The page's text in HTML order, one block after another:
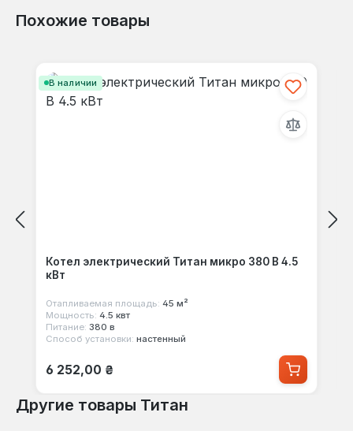
Похожие товары
В наличии
Котел электрический Титан микро 380 В 4.5
кВт
Отапливаемая площадь: 45 м²
Мощность: 4.5 квт
Питание: 380 в
Способ установки: настенный
Обычная цена:
6 252,00 ₴
Другие товары Титан